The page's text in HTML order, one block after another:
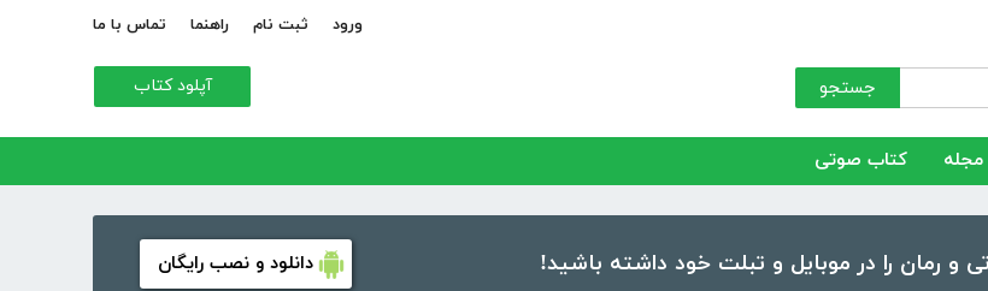
ورود ثبت نام راهنما تماس با ما
جستجو آپلود کتاب
مجله کتاب صوتی
دانلود و نصب رایگان